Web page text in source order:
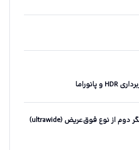
دوربین اصلی سه‌گانه - حسگر اول از نوع عریض (Wide) با رزولوشن 50 مگاپیکسل، حسگر دوم از نوع فوق‌عریض (ultrawide)